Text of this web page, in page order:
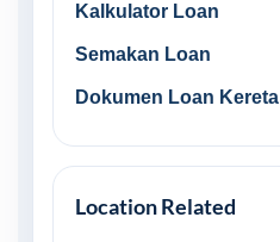
Kalkulator Loan
Semakan Loan
Dokumen Loan Kereta
Location Related